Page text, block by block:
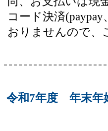
コード決済
おりませんので、
令和7年度 年末年